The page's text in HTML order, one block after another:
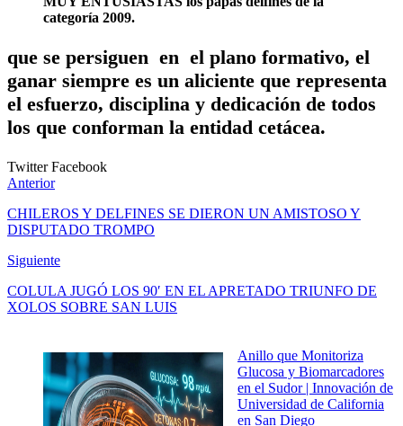
categoría 2009.
que se persiguen en el plano formativo, el
ganar siempre es un aliciente que representa
el esfuerzo, disciplina y dedicación de todos
los que conforman la entidad cetácea.
TwitterFacebook
Anterior
CHILEROS Y DELFINES SE DIERON UN AMISTOSO Y
DISPUTADO TROMPO
Siguiente
COLULA JUGÓ LOS 90′ EN EL APRETADO TRIUNFO DE
XOLOS SOBRE SAN LUIS
Anillo que Monitoriza
Glucosa y Biomarcadores
en el Sudor | Innovación de
Universidad de California
en San Diego